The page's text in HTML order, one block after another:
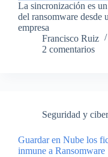
La sincronización es
del ransomware desde
empresa
Francisco Ruiz
2 comentarios
Seguridad y
Guardar en Nube los
inmune a Ransomware